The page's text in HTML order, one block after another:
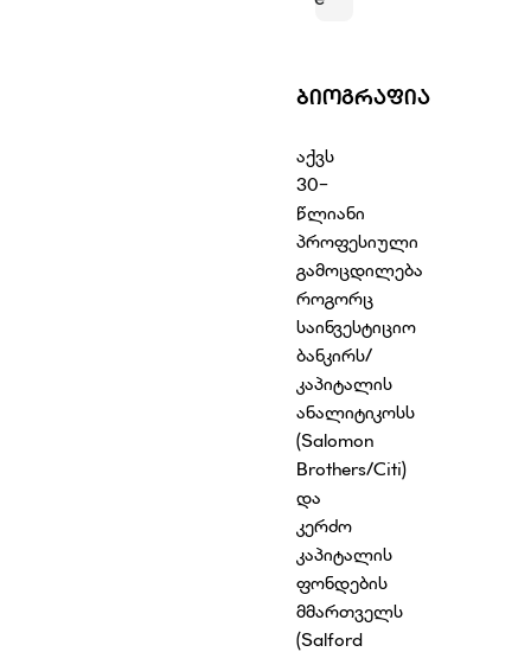
ᲑᲘᲝᲒᲠᲐᲤᲘᲐ
აქვს
30-
წლიანი
პროფესიული
გამოცდილება
როგორც
საინვესტიციო
ბანკირს/
კაპიტალის
ანალიტიკოსს
(Salomon
Brothers/Citi)
და
კერძო
კაპიტალის
ფონდების
მმართველს
(Salford